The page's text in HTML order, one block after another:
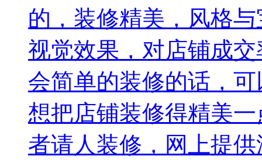
的，装修精美，风格
视觉效果，对店铺成
会简单的装修的话，
想把店铺装修得精美
者请人装修，网上提